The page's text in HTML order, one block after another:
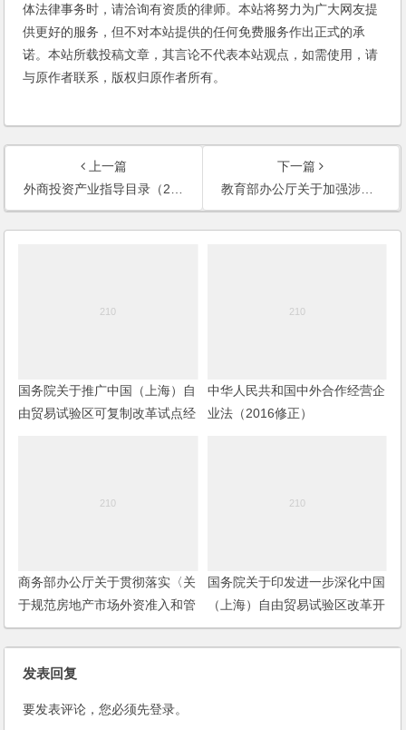
体法律事务时，请洽询有资质的律师。本站将努力为广大网友提
供更好的服务，但不对本站提供的任何免费服务作出正式的承
诺。本站所载投稿文章，其言论不代表本站观点，如需使用，请
与原作者联系，版权归原作者所有。
上一篇
外商投资产业指导目录（2011年修订）
下一篇
教育部办公厅关于加强涉外办学规范管理的通知
国务院关于推广中国（上海）自
由贸易试验区可复制改革试点经
中华人民共和国中外合作经营企
业法（2016修正）
商务部办公厅关于贯彻落实〈关
于规范房地产市场外资准入和管
理的通知〉有关问题的通知
国务院关于印发进一步深化中国
（上海）自由贸易试验区改革开
放方案的通知
发表回复
要发表评论，您必须先登录。